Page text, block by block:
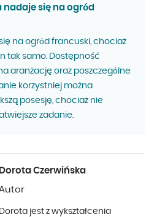
nadaje się na ogród
na ogród francuski, chociaż
tak samo. Dostępność
aranżację oraz poszczególne
korzystniej można
posesję, chociaż nie
zadanie.
Dorota Czerwińska
Dorota jest z wykształcenia